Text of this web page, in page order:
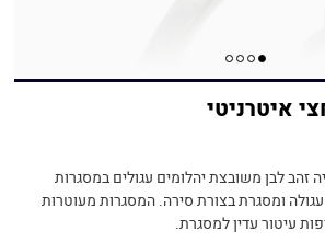
איטרניטי
זהב לבן משובצת יהלומים עגולים במסגרות
ומסגרת בצורת סירה. המסגרות מעוטרות
עיטור עדין למסגרת.